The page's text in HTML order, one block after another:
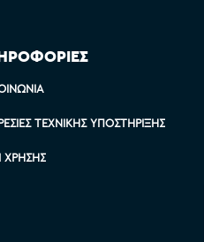
ΤΕΧΝΙΚΉΣ ΥΠΟΣΤΉΡΙΞΗΣ
ΧΡΉΣΗΣ